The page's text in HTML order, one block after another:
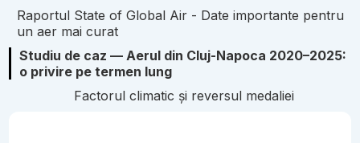
Raportul State of Global Air - Date importante pentru
un aer mai curat
Studiu de caz — Aerul din Cluj-Napoca 2020–2025:
o privire pe termen lung
Factorul climatic și reversul medaliei